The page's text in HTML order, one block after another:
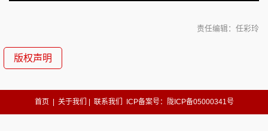
责任编辑：任彩玲
版权声明
首页 关于我们 联系我们 ICP备案号：陇ICP备05000341号